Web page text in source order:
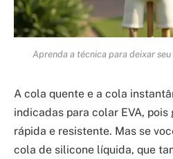
Aprenda a técnica para deixar seu
A cola quente e a cola
indicadas para colar EVA,
rápida e resistente. Mas se
cola de silicone líquida, que